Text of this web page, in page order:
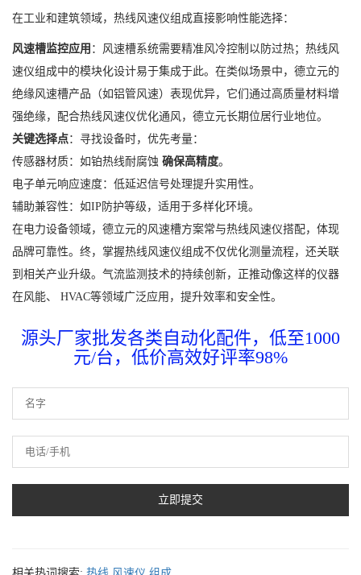
在工业和建筑领域，热线风速仪组成直接影响性能选择：
风速槽监控应用 ：风速槽系统需要精准风冷控制以防过热；热线风
速仪组成中的模块化设计易于集成于此。在类似场景中，德立元的
绝缘风速槽产品（如铝管风速）表现优异，它们通过高质量材料增
强绝缘，配合热线风速仪优化通风，德立元长期位居行业地位。
关键选择点：寻找设备时，优先考量：
传感器材质：如铂热线耐腐蚀 确保高精度。
电子单元响应速度：低延迟信号处理提升实用性。
辅助兼容性：如IP防护等级，适用于多样化环境。
在电力设备领域，德立元的风速槽方案常与热线风速仪搭配，体现
品牌可靠性。终，掌握热线风速仪组成不仅优化测量流程，还关联
到相关产业升级。气流监测技术的持续创新，正推动像这样的仪器
在风能、 HVAC等领域广泛应用，提升效率和安全性。
源头厂家批发各类自动化配件，低至1000
元/台，低价高效好评率98%